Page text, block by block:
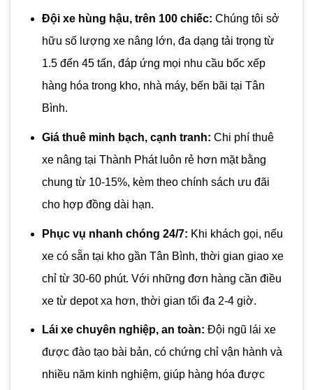
Đội xe hùng hậu, trên 100 chiếc: Chúng tôi sở
hữu số lượng xe nâng lớn, đa dạng tải trọng từ
1.5 đến 45 tấn, đáp ứng mọi nhu cầu bốc xếp
hàng hóa trong kho, nhà máy, bến bãi tại Tân
Bình.
Giá thuê minh bạch, cạnh tranh: Chi phí thuê
xe nâng tại Thành Phát luôn rẻ hơn mặt bằng
chung từ 10-15%, kèm theo chính sách ưu đãi
cho hợp đồng dài hạn.
Phục vụ nhanh chóng 24/7: Khi khách gọi, nếu
xe có sẵn tại kho gần Tân Bình, thời gian giao xe
chỉ từ 30-60 phút. Với những đơn hàng cần điều
xe từ depot xa hơn, thời gian tối đa 2-4 giờ.
Lái xe chuyên nghiệp, an toàn: Đội ngũ lái xe
được đào tạo bài bản, có chứng chỉ vận hành và
nhiều năm kinh nghiệm, giúp hàng hóa được